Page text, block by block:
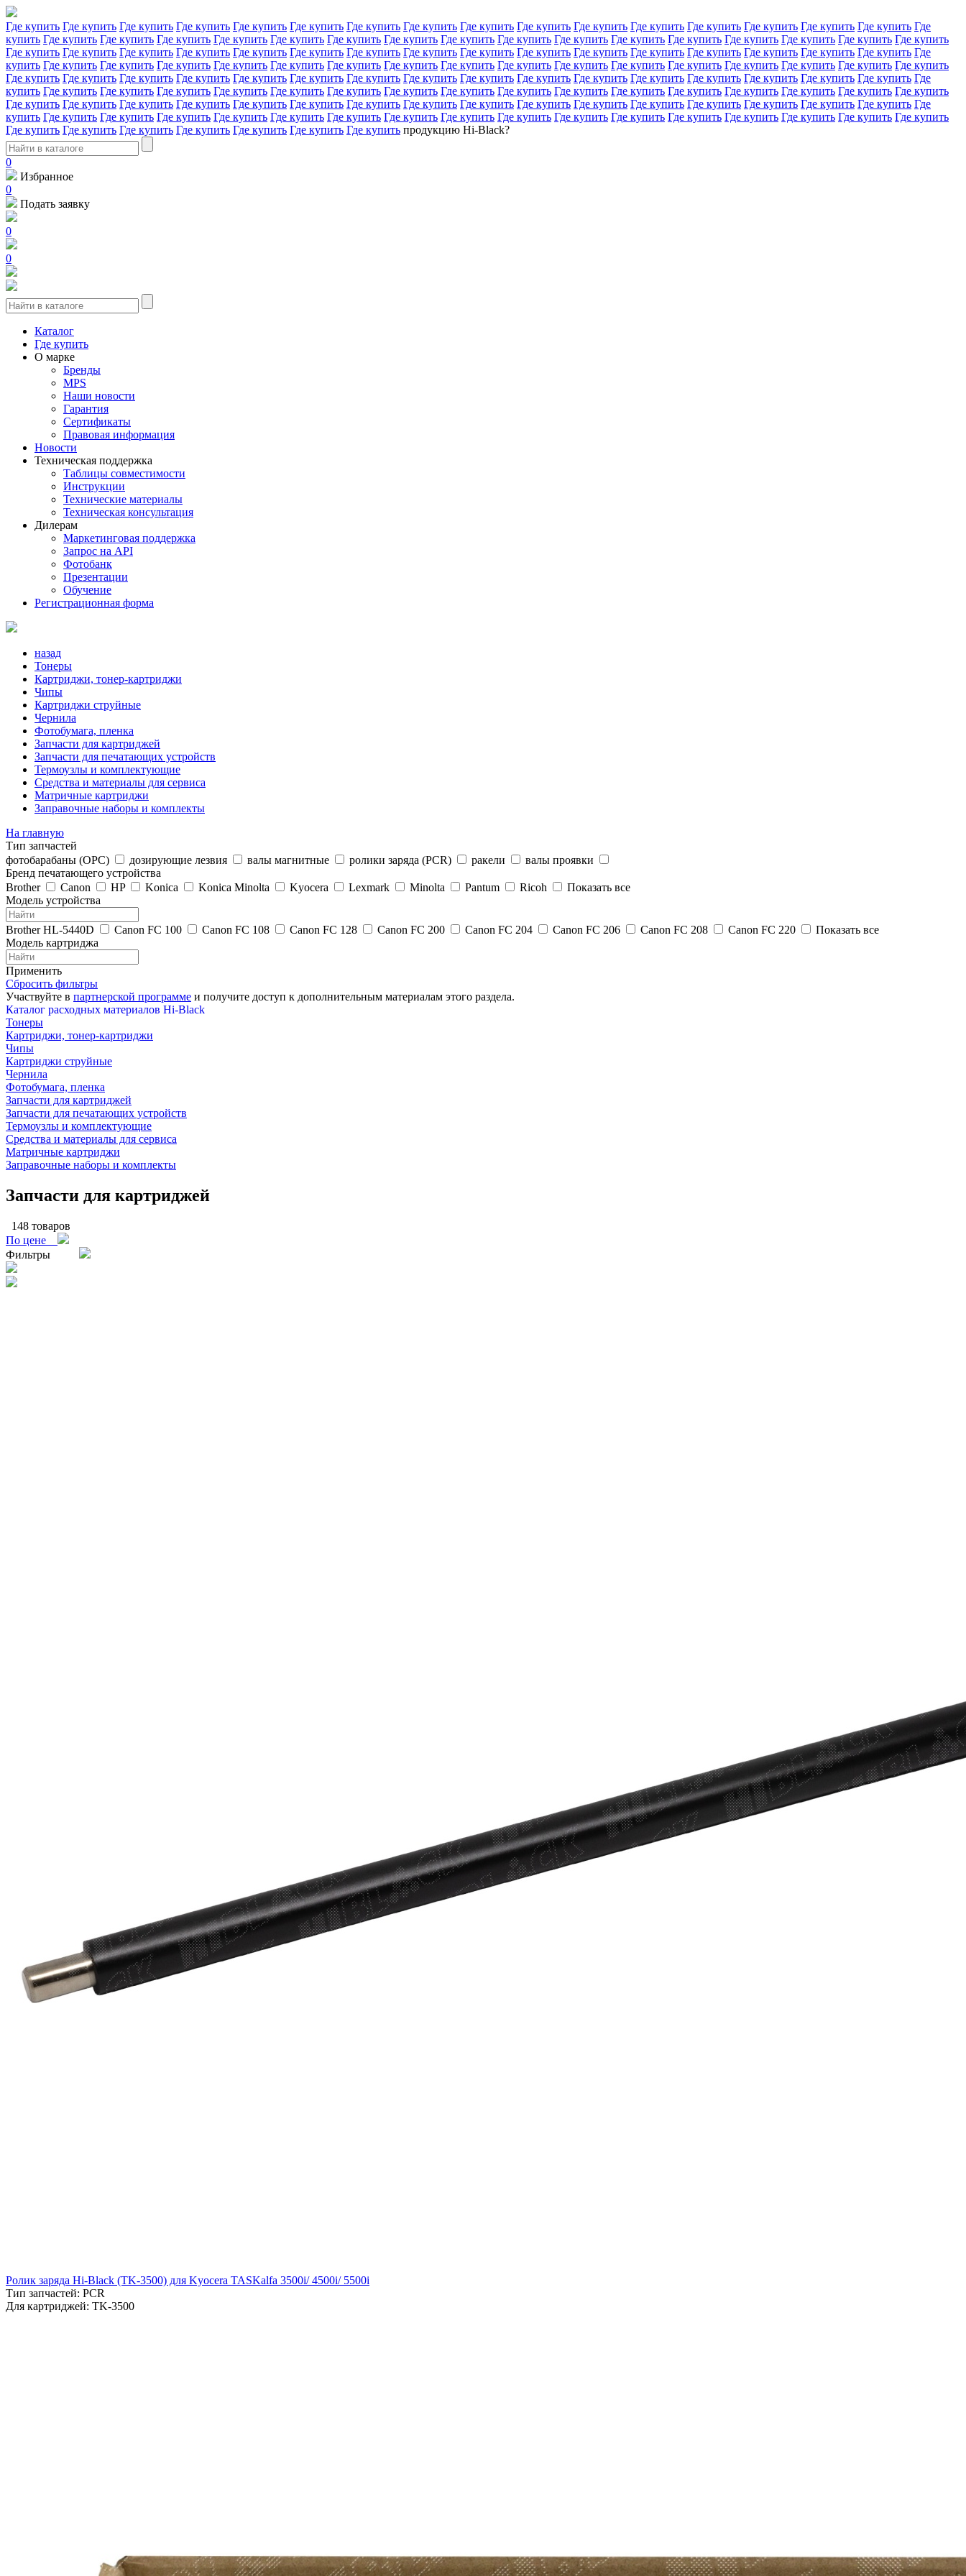
Где купить Где купить Где купить Где купить Где купить Где купить Где купить Где купить Где купить Где купить Где купить Где купить Где купить Где купить Где купить Где купить Где
купить Где купить Где купить Где купить Где купить Где купить Где купить Где купить Где купить Где купить Где купить Где купить Где купить Где купить Где купить Где купить Где купить
Где купить Где купить Где купить Где купить Где купить Где купить Где купить Где купить Где купить Где купить Где купить Где купить Где купить Где купить Где купить Где купить Где
купить Где купить Где купить Где купить Где купить Где купить Где купить Где купить Где купить Где купить Где купить Где купить Где купить Где купить Где купить Где купить Где купить
Где купить Где купить Где купить Где купить Где купить Где купить Где купить Где купить Где купить Где купить Где купить Где купить Где купить Где купить Где купить Где купить Где
купить Где купить Где купить Где купить Где купить Где купить Где купить Где купить Где купить Где купить Где купить Где купить Где купить Где купить Где купить Где купить Где купить
Где купить Где купить Где купить Где купить Где купить Где купить Где купить Где купить Где купить Где купить Где купить Где купить Где купить Где купить Где купить Где купить Где
купить Где купить Где купить Где купить Где купить Где купить Где купить Где купить Где купить Где купить Где купить Где купить Где купить Где купить Где купить Где купить Где купить
Где купить Где купить Где купить Где купить Где купить Где купить Где купить продукцию Hi-Black?
0
Избранное
0
Подать заявку
0
0
Каталог
Где купить
О марке
Бренды
MPS
Наши новости
Гарантия
Сертификаты
Правовая информация
Новости
Техническая поддержка
Таблицы совместимости
Инструкции
Технические материалы
Техническая консультация
Дилерам
Маркетинговая поддержка
Запрос на API
Фотобанк
Презентации
Обучение
Регистрационная форма
назад
Тонеры
Картриджи, тонер-картриджи
Чипы
Картриджи струйные
Чернила
Фотобумага, пленка
Запчасти для картриджей
Запчасти для печатающих устройств
Термоузлы и комплектующие
Средства и материалы для сервиса
Матричные картриджи
Заправочные наборы и комплекты
На главную
Тип запчастей
фотобарабаны (OPC)
дозирующие лезвия валы магнитные ролики заряда (PCR) ракели
валы проявки
Бренд печатающего устройства
Brother
Canon HP Konica Konica Minolta Kyocera Lexmark Minolta Pantum Ricoh
Показать все
Модель устройства
Brother HL-5440D Canon FC 100 Canon FC 108 Canon FC 128 Canon FC 200 Canon FC 204 Canon FC 206 Canon FC 208 Canon FC 220
Показать все
Модель картриджа
Применить
Сбросить фильтры
Участвуйте в партнерской программе и получите доступ к дополнительным материалам этого раздела.
Каталог расходных материалов Hi-Black
Тонеры
Картриджи, тонер-картриджи
Чипы
Картриджи струйные
Чернила
Фотобумага, пленка
Запчасти для картриджей
Запчасти для печатающих устройств
Термоузлы и комплектующие
Средства и материалы для сервиса
Матричные картриджи
Заправочные наборы и комплекты
Запчасти для картриджей
148 товаров
По цене
Фильтры
Ролик заряда Hi-Black (TK-3500) для Kyocera TASKalfa 3500i/ 4500i/ 5500i
Тип запчастей: PCR
Для картриджей: TK-3500